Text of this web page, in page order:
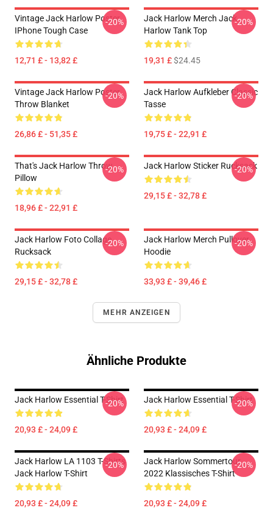
Vintage Jack Harlow Poster
IPhone Tough Case
12,71 £ - 13,82 £
-20%
Jack Harlow Merch Jack
Harlow Tank Top
19,31 £$24.45
-20%
Vintage Jack Harlow Poster
Throw Blanket
26,86 £ - 51,35 £
-20%
Jack Harlow Aufkleber Classic
Tasse
19,75 £ - 22,91 £
-20%
That's Jack Harlow Throw
Pillow
18,96 £ - 22,91 £
-20% Jack Harlow Sticker Rucksack
29,15 £ - 32,78 £
-20%
Jack Harlow Foto Collage
Rucksack
29,15 £ - 32,78 £
-20%
Jack Harlow Merch Pullover
Hoodie
33,93 £ - 39,46 £
-20%
MEHR ANZEIGEN
Ähnliche Produkte
Jack Harlow Essential T-Shirt
20,93 £ - 24,09 £
-20% Jack Harlow Essential T-Shirt
20,93 £ - 24,09 £
-20%
Jack Harlow LA 1103 T-Shirts
Jack Harlow T-Shirt
20,93 £ - 24,09 £
-20%
Jack Harlow Sommertour
2022 Klassisches T-Shirt
20,93 £ - 24,09 £
-20%